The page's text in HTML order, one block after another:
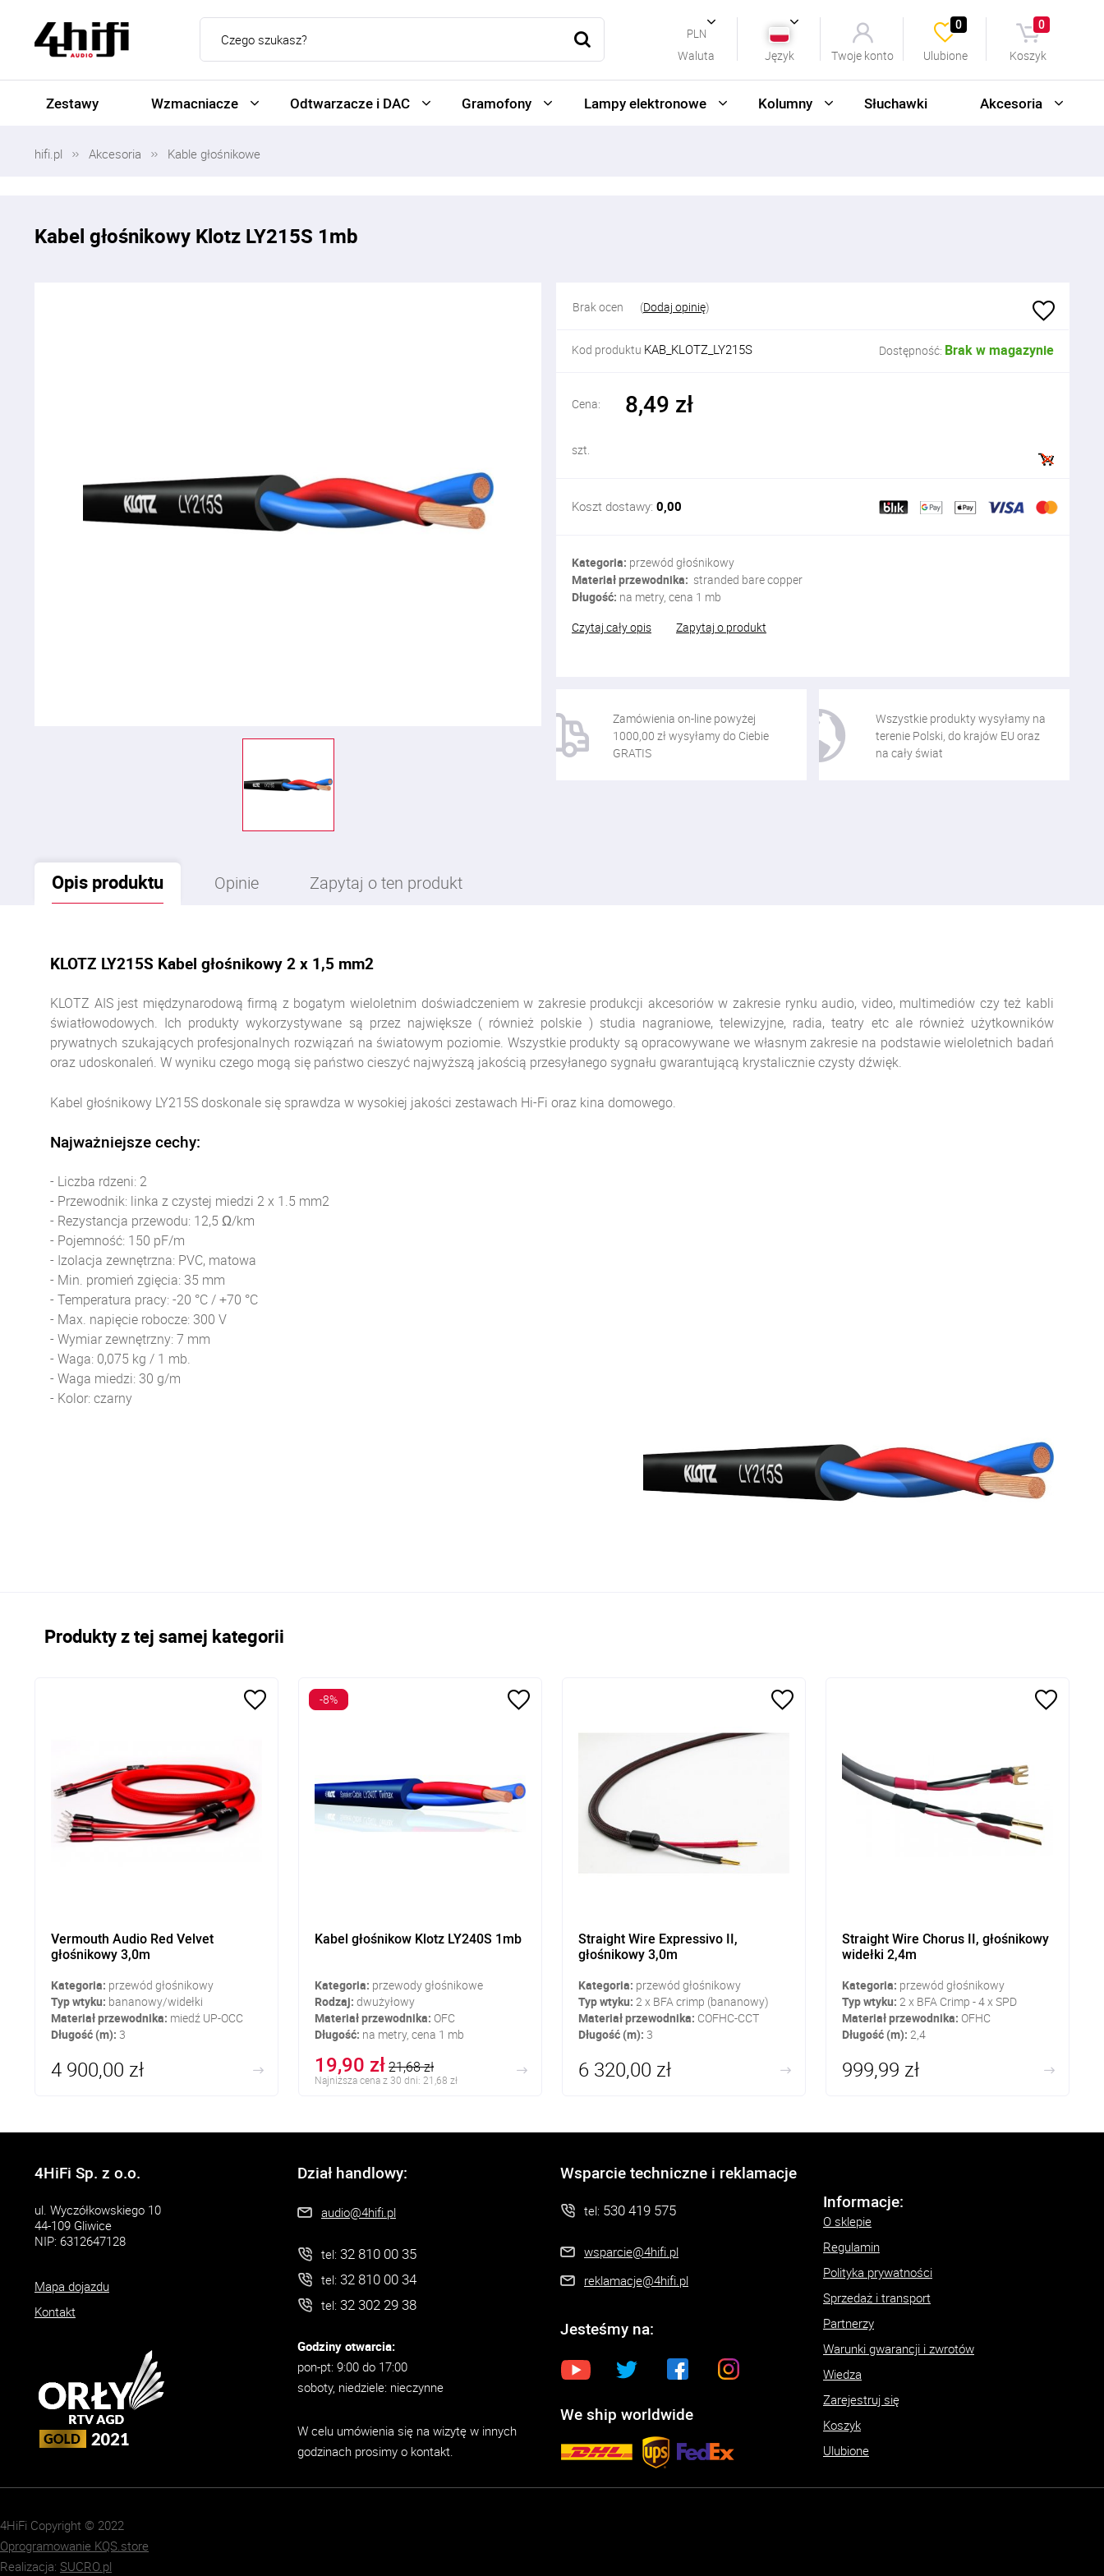
Waluta
PLN
Język Twoje konto Ulubione
0
Koszyk
0
Zestawy Wzmacniacze Odtwarzacze i DAC Gramofony Lampy elektronowe Kolumny Słuchawki Akcesoria
hifi.pl Akcesoria Kable głośnikowe
Kabel głośnikowy Klotz LY215S 1mb
Brak ocen (Dodaj opinię)
Kod produktu KAB_KLOTZ_LY215S Dostępność: Brak w magazynie
Cena: 8,49 zł
szt.
Koszt dostawy: 0,00
Kategoria: przewód głośnikowy
Materiał przewodnika: stranded bare copper
Długość: na metry, cena 1 mb
Czytaj cały opis
Zapytaj o produkt
Zamówienia on-line powyżej
1000,00 zł wysyłamy do Ciebie
GRATIS
Wszystkie produkty wysyłamy na
terenie Polski, do krajów EU oraz
na cały świat
Opis produktu Opinie Zapytaj o ten produkt
KLOTZ LY215S Kabel głośnikowy 2 x 1,5 mm2
KLOTZ AIS jest międzynarodową firmą z bogatym wieloletnim doświadczeniem w zakresie produkcji akcesoriów w zakresie rynku audio, video, multimediów czy też kabli
światłowodowych. Ich produkty wykorzystywane są przez największe ( również polskie ) studia nagraniowe, telewizyjne, radia, teatry etc ale również użytkowników
prywatnych szukających profesjonalnych rozwiązań na światowym poziomie. Wszystkie produkty są opracowywane we własnym zakresie na podstawie wieloletnich badań
oraz udoskonaleń. W wyniku czego mogą się państwo cieszyć najwyższą jakością przesyłanego sygnału gwarantującą krystalicznie czysty dźwięk.
Kabel głośnikowy LY215S doskonale się sprawdza w wysokiej jakości zestawach Hi-Fi oraz kina domowego.
Najważniejsze cechy:
- Liczba rdzeni: 2
- Przewodnik: linka z czystej miedzi 2 x 1.5 mm2
- Rezystancja przewodu: 12,5 Ω/km
- Pojemność: 150 pF/m
- Izolacja zewnętrzna: PVC, matowa
- Min. promień zgięcia: 35 mm
- Temperatura pracy: -20 °C / +70 °C
- Max. napięcie robocze: 300 V
- Wymiar zewnętrzny: 7 mm
- Waga: 0,075 kg / 1 mb.
- Waga miedzi: 30 g/m
- Kolor: czarny
Produkty z tej samej kategorii
Vermouth Audio Red Velvet
głośnikowy 3,0m
Kategoria: przewód głośnikowy
Typ wtyku: bananowy/widełki
Materiał przewodnika: miedź UP-OCC
Długość (m): 3
4 900,00 zł
Kabel głośnikow Klotz LY240S 1mb
Kategoria: przewody głośnikowe
Rodzaj: dwużyłowy
Materiał przewodnika: OFC
Długość: na metry, cena 1 mb
19,90 zł21,68 zł
Najniższa cena z 30 dni: 21,68 zł
-8%
Straight Wire Expressivo II,
głośnikowy 3,0m
Kategoria: przewód głośnikowy
Typ wtyku: 2 x BFA crimp (bananowy)
Materiał przewodnika: COFHC-CCT
Długość (m): 3
6 320,00 zł
Straight Wire Chorus II, głośnikowy
widełki 2,4m
Kategoria: przewód głośnikowy
Typ wtyku: 2 x BFA Crimp - 4 x SPD
Materiał przewodnika: OFHC
Długość (m): 2,4
999,99 zł
4HiFi Sp. z o.o.
ul. Wyczółkowskiego 10
44-109 Gliwice
NIP: 6312647128
Mapa dojazdu
Kontakt
Dział handlowy:
audio@4hifi.pl
tel: 32 810 00 35
tel: 32 810 00 34
tel: 32 302 29 38
Godziny otwarcia:
pon-pt: 9:00 do 17:00
soboty, niedziele: nieczynne
W celu umówienia się na wizytę w innych
godzinach prosimy o kontakt.
Wsparcie techniczne i reklamacje
tel: 530 419 575
wsparcie@4hifi.pl
reklamacje@4hifi.pl
Jesteśmy na:
We ship worldwide
Informacje:
O sklepie
Regulamin
Polityka prywatności
Sprzedaż i transport
Partnerzy
Warunki gwarancji i zwrotów
Wiedza
Zarejestruj się
Koszyk
Ulubione
4HiFi Copyright © 2022
Oprogramowanie KQS.store
Realizacja: SUCRO.pl